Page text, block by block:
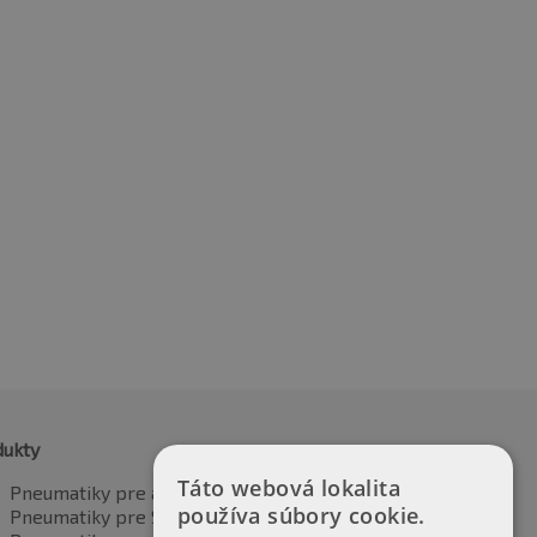
91Y
Pneumatiky pre automobily
Pneumatiky pre SUV / 4x4
Táto webová lokalita
používa súbory cookie.